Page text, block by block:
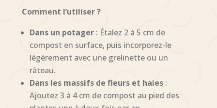
Comment l’utiliser ?
Dans un potager: Étalez 2 à 5 cm de
compost en surface, puis incorporez-le
légèrement avec une grelinette ou un
râteau.
Dans les massifs de fleurs et haies:
Ajoutez 3 à 4 cm de compost au pied des